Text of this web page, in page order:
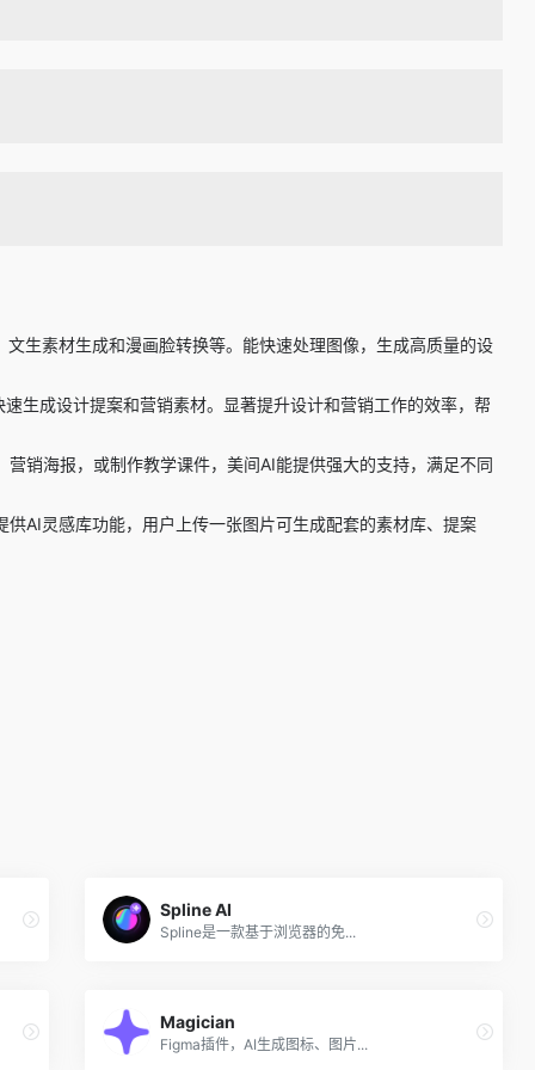
生素材生成和漫画脸转换等。能快速处理图像，生成高质量的设
生成设计提案和营销素材。显著提升设计和营销工作的效率，帮
销海报，或制作教学课件，美间AI能提供强大的支持，满足不同
AI灵感库功能，用户上传一张图片可生成配套的素材库、提案
Spline AI
Spline是一款基于浏览器的免...
Magician
Figma插件，AI生成图标、图片...